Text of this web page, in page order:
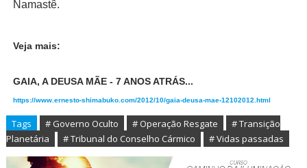
Namastê.
Veja mais:
GAIA, A DEUSA MÃE - 7 ANOS ATRÁS...
https://www.ernesto-shimabuko.com/2012/10/gaia-deusa-mae-12102012.html
Tags # Governo Oculto # Operação Resgate
# Transição
Planetária
# Tribunal do Conselho Cármico # Vidas passadas